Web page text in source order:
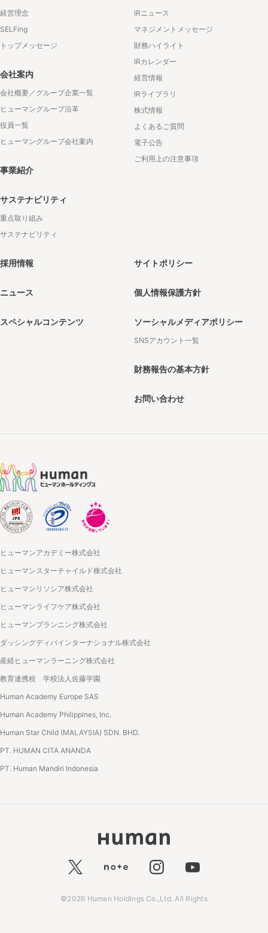
経営理念
SELFing
トップメッセージ
会社案内
会社概要／グループ企業一覧
ヒューマングループ沿革
役員一覧
ヒューマングループ会社案内
事業紹介
サステナビリティ
重点取り組み
サステナビリティ
IRニュース
マネジメントメッセージ
財務ハイライト
IRカレンダー
経営情報
IRライブラリ
株式情報
よくあるご質問
電子公告
ご利用上の注意事項
採用情報
ニュース
スペシャルコンテンツ
サイトポリシー
個人情報保護方針
ソーシャルメディアポリシー
SNSアカウント一覧
財務報告の基本方針
お問い合わせ
ヒューマンアカデミー株式会社
ヒューマンスターチャイルド株式会社
ヒューマンリソシア株式会社
ヒューマンライフケア株式会社
ヒューマンプランニング株式会社
ダッシングディバインターナショナル株式会社
産経ヒューマンラーニング株式会社
教育連携校 学校法人佐藤学園
Human Academy Europe SAS
Human Academy Philippines, Inc.
Human Star Child (MALAYSIA) SDN. BHD.
PT. HUMAN CITA ANANDA
PT. Human Mandiri Indonesia
©2026 Human Holdings Co.,Ltd. All Rights